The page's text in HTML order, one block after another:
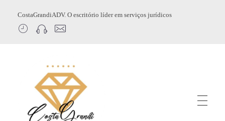
CostaGrandiADV. O escritório líder em serviços jurídicos